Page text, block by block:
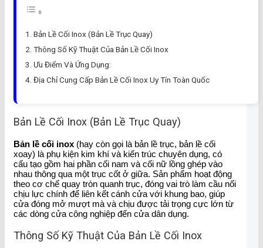
Bản Lề Cối Inox (Bản Lề Trục Quay)
Thông Số Kỹ Thuật Của Bản Lề Cối Inox
Ưu Điểm Và Ứng Dụng:
Địa Chỉ Cung Cấp Bản Lề Cối Inox Uy Tín Toàn Quốc
Bản Lề Cối Inox (Bản Lề Trục Quay)
Bản lề cối inox (hay còn gọi là bản lề trục, bản lề cối
xoay) là phụ kiện kim khí và kiến trúc chuyên dụng, có
cấu tạo gồm hai phần cối nam và cối nữ lồng ghép vào
nhau thông qua một trục cốt ở giữa. Sản phẩm hoạt động
theo cơ chế quay tròn quanh trục, đóng vai trò làm cầu nối
chịu lực chính để liên kết cánh cửa với khung bao, giúp
cửa đóng mở mượt mà và chịu được tải trọng cực lớn từ
các dòng cửa công nghiệp đến cửa dân dụng.
Thông Số Kỹ Thuật Của Bản Lề Cối Inox